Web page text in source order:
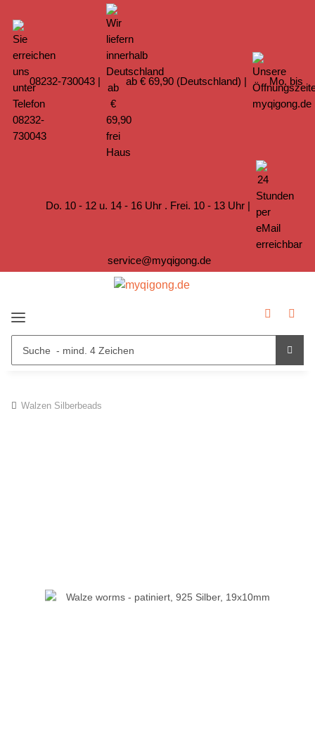
08232-730043| ab € 69,90 (Deutschland) | Mo. bis
Do. 10 - 12 u. 14 - 16 Uhr . Frei. 10 - 13 Uhr |
service@myqigong.de
Walzen Silberbeads